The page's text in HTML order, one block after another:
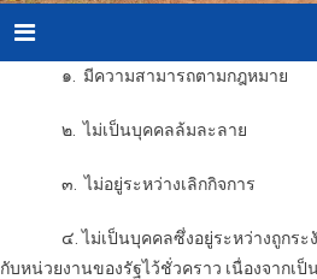
Menu
๑. มีความสามารถตามกฎหมาย
๒. ไม่เป็นบุคคลล้มละลาย
๓. ไม่อยู่ระหว่างเลิกกิจการ
๔. ไม่เป็นบุคคลซึ่งอยู่ระหว่างถูกระงั
กับหน่วยงานของรัฐไว้ชั่วคราว เนื่องจากเ